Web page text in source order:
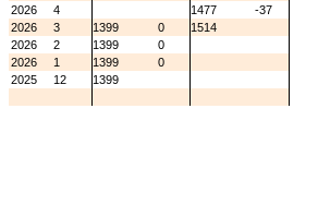
2026
4 1477
-37
2026
3 1399 0
1514
2026
2 1399
0
2026
1 1399
0
2025
12 1399